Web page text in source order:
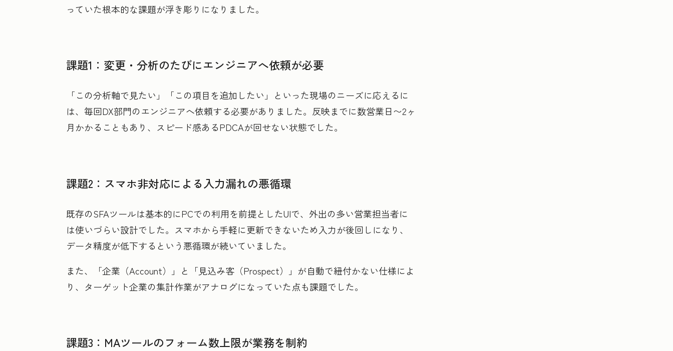
っていた根本的な課題が浮き彫りになりました。
課題1：変更・分析のたびにエンジニアへ依頼が必要
「この分析軸で見たい」「この項目を追加したい」といった現場のニーズに応えるに
は、毎回DX部門のエンジニアへ依頼する必要がありました。反映までに数営業日〜2ヶ
月かかることもあり、スピード感あるPDCAが回せない状態でした。
課題2：スマホ非対応による入力漏れの悪循環
既存のSFAツールは基本的にPCでの利用を前提としたUIで、外出の多い営業担当者に
は使いづらい設計でした。スマホから手軽に更新できないため入力が後回しになり、
データ精度が低下するという悪循環が続いていました。
また、「企業（Account）」と「見込み客（Prospect）」が自動で紐付かない仕様によ
り、ターゲット企業の集計作業がアナログになっていた点も課題でした。
課題3：MAツールのフォーム数上限が業務を制約